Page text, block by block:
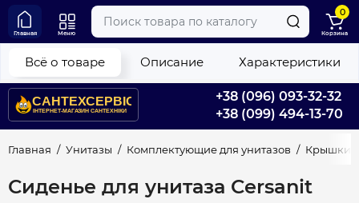
+38 (096) 093-32-32
+38 (099) 494-13-70
Главная Меню
0
Корзина
Главная Унитазы Комплектующие для унитазов Крышки
Сиденье для унитаза Cersanit
Всё о товаре Описание Характеристики